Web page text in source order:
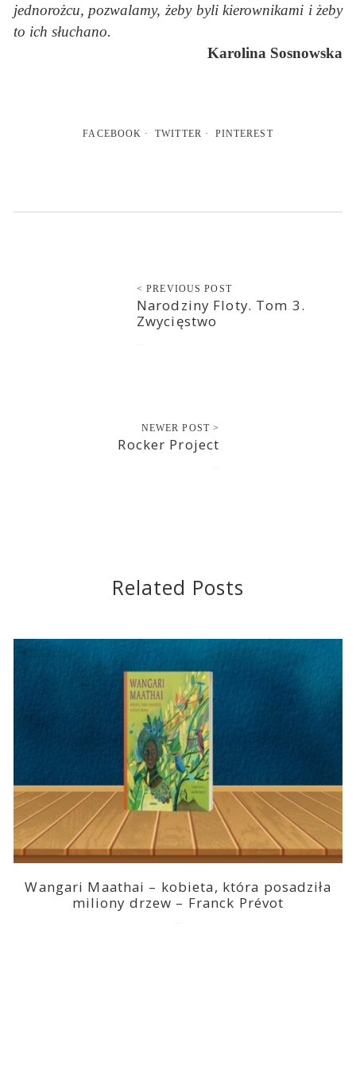
jednorożcu, pozwalamy, żeby byli kierownikami i żeby
to ich słuchano.
Karolina Sosnowska
FACEBOOK TWITTER PINTEREST
< PREVIOUS POST
Narodziny Floty. Tom 3.
Zwycięstwo
NEWER POST >
Rocker Project
Related Posts
Wangari Maathai – kobieta, która posadziła
miliony drzew – Franck Prévot